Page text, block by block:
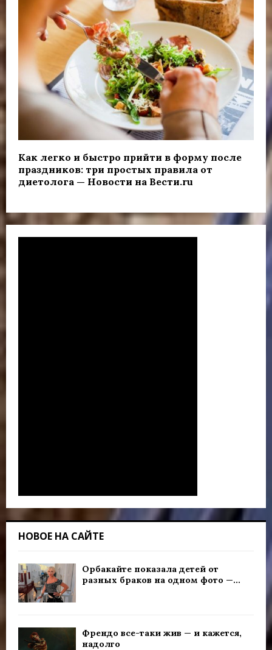
Как легко и быстро прийти в форму после
праздников: три простых правила от
диетолога — Новости на Вести.ru
НОВОЕ НА САЙТЕ
Орбакайте показала детей от
разных браков на одном фото —...
Френдо все-таки жив — и кажется,
надолго